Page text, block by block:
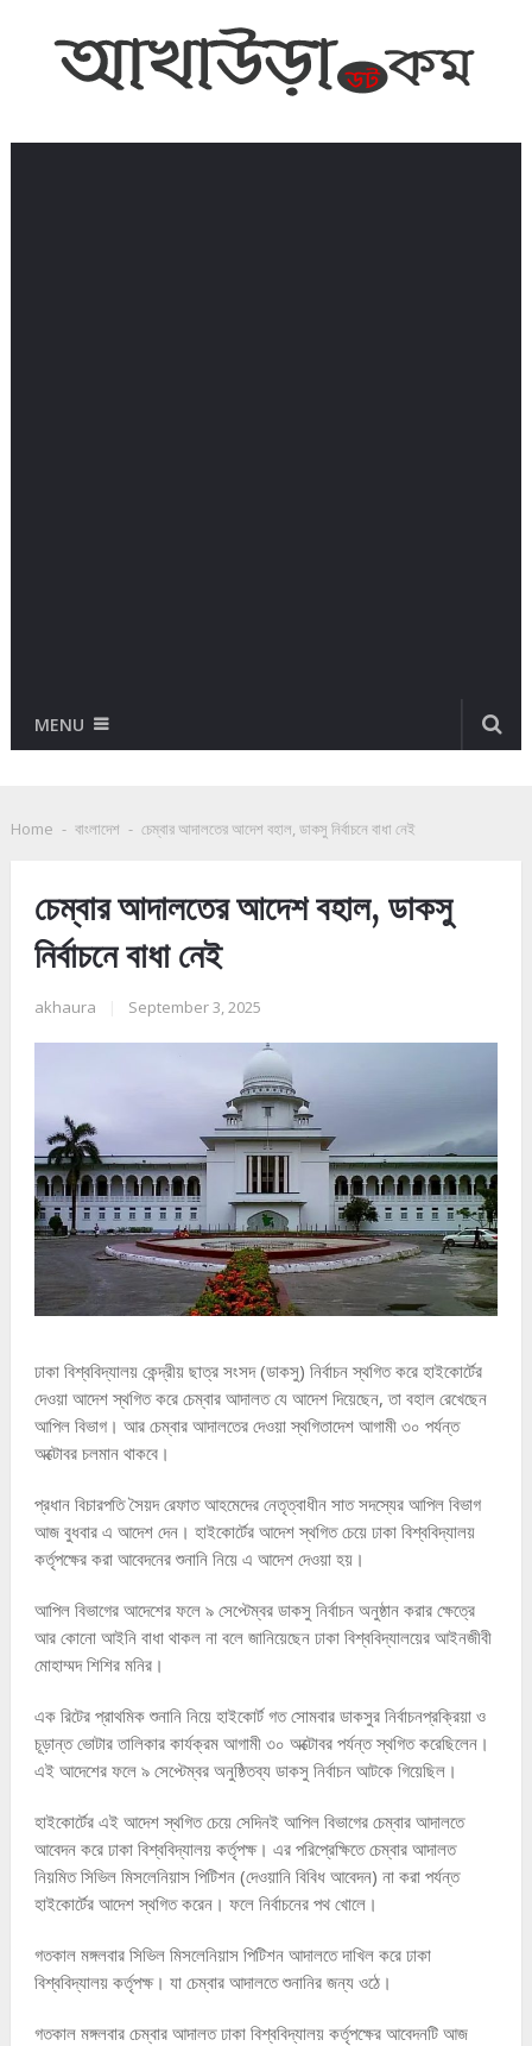
MENU
Home - বাংলাদেশ - চেম্বার আদালতের আদেশ বহাল, ডাকসু নির্বাচনে বাধা নেই
চেম্বার আদালতের আদেশ বহাল, ডাকসু
নির্বাচনে বাধা নেই
akhaura September 3, 2025
ঢাকা বিশ্ববিদ্যালয় কেন্দ্রীয় ছাত্র সংসদ (ডাকসু) নির্বাচন স্থগিত করে হাইকোর্টের
দেওয়া আদেশ স্থগিত করে চেম্বার আদালত যে আদেশ দিয়েছেন, তা বহাল রেখেছেন
আপিল বিভাগ। আর চেম্বার আদালতের দেওয়া স্থগিতাদেশ আগামী ৩০ পর্যন্ত
অক্টোবর চলমান থাকবে।
প্রধান বিচারপতি সৈয়দ রেফাত আহমেদের নেতৃত্বাধীন সাত সদস্যের আপিল বিভাগ
আজ বুধবার এ আদেশ দেন। হাইকোর্টের আদেশ স্থগিত চেয়ে ঢাকা বিশ্ববিদ্যালয়
কর্তৃপক্ষের করা আবেদনের শুনানি নিয়ে এ আদেশ দেওয়া হয়।
আপিল বিভাগের আদেশের ফলে ৯ সেপ্টেম্বর ডাকসু নির্বাচন অনুষ্ঠান করার ক্ষেত্রে
আর কোনো আইনি বাধা থাকল না বলে জানিয়েছেন ঢাকা বিশ্ববিদ্যালয়ের আইনজীবী
মোহাম্মদ শিশির মনির।
এক রিটের প্রাথমিক শুনানি নিয়ে হাইকোর্ট গত সোমবার ডাকসুর নির্বাচনপ্রক্রিয়া ও
চূড়ান্ত ভোটার তালিকার কার্যক্রম আগামী ৩০ অক্টোবর পর্যন্ত স্থগিত করেছিলেন।
এই আদেশের ফলে ৯ সেপ্টেম্বর অনুষ্ঠিতব্য ডাকসু নির্বাচন আটকে গিয়েছিল।
হাইকোর্টের এই আদেশ স্থগিত চেয়ে সেদিনই আপিল বিভাগের চেম্বার আদালতে
আবেদন করে ঢাকা বিশ্ববিদ্যালয় কর্তৃপক্ষ। এর পরিপ্রেক্ষিতে চেম্বার আদালত
নিয়মিত সিভিল মিসলেনিয়াস পিটিশন (দেওয়ানি বিবিধ আবেদন) না করা পর্যন্ত
হাইকোর্টের আদেশ স্থগিত করেন। ফলে নির্বাচনের পথ খোলে।
গতকাল মঙ্গলবার সিভিল মিসলেনিয়াস পিটিশন আদালতে দাখিল করে ঢাকা
বিশ্ববিদ্যালয় কর্তৃপক্ষ। যা চেম্বার আদালতে শুনানির জন্য ওঠে।
গতকাল মঙ্গলবার চেম্বার আদালত ঢাকা বিশ্ববিদ্যালয় কর্তৃপক্ষের আবেদনটি আজ